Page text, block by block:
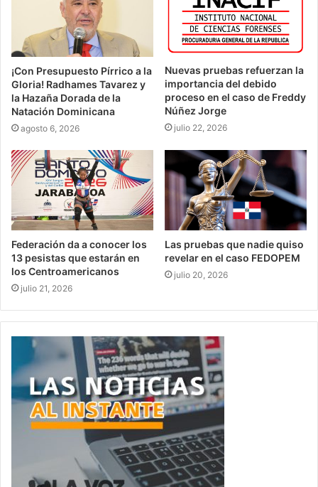
¡Con Presupuesto Pírrico a la
Gloria! Radhames Tavarez y
la Hazaña Dorada de la
Natación Dominicana
agosto 6, 2026
Nuevas pruebas refuerzan la
importancia del debido
proceso en el caso de Freddy
Núñez Jorge
julio 22, 2026
Federación da a conocer los
13 pesistas que estarán en
los Centroamericanos
julio 21, 2026
Las pruebas que nadie quiso
revelar en el caso FEDOPEM
julio 20, 2026